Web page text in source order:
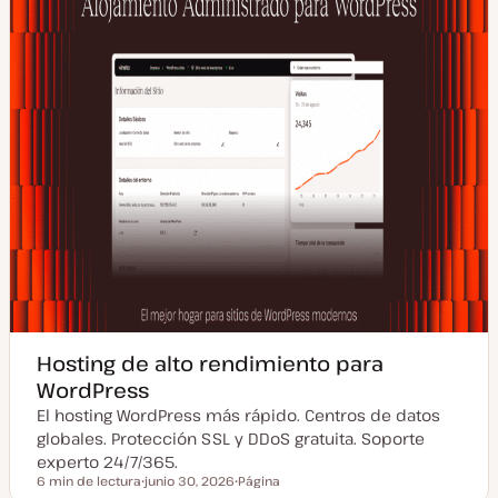
a
Hosting de alto rendimiento para
WordPress
El hosting WordPress más rápido. Centros de datos
globales. Protección SSL y DDoS gratuita. Soporte
experto 24/7/365.
Tiempo de lectura
6 min de lectura junio 30, 2026 Página